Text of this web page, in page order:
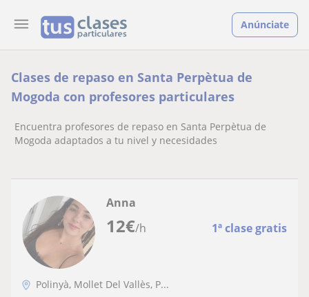
Anúnciate
Clases de repaso en Santa Perpètua de
Mogoda con profesores particulares
Encuentra profesores de repaso en Santa Perpètua de
Mogoda adaptados a tu nivel y necesidades
12€/h 1ª clase gratis
Anna
Polinyà, Mollet Del Vallès, P...